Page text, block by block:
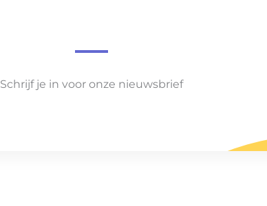
Schrijf je in voor onze nieuwsbrief